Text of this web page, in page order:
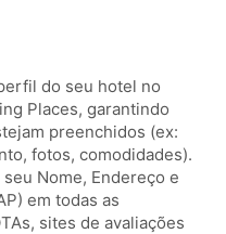
do seu hotel no
Places, garantindo
preenchidos (ex:
fotos, comodidades).
Nome, Endereço e
em todas as
sites de avaliações